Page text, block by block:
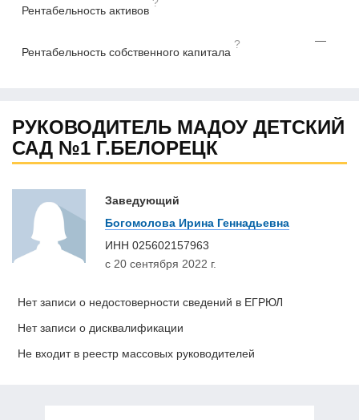
Рентабельность активов
?
Рентабельность собственного капитала
? —
РУКОВОДИТЕЛЬ МАДОУ ДЕТСКИЙ
САД №1 Г.БЕЛОРЕЦК
Заведующий
Богомолова Ирина Геннадьевна
ИНН 025602157963
с 20 сентября 2022 г.
Нет записи о недостоверности сведений в ЕГРЮЛ
Нет записи о дисквалификации
Не входит в реестр массовых руководителей